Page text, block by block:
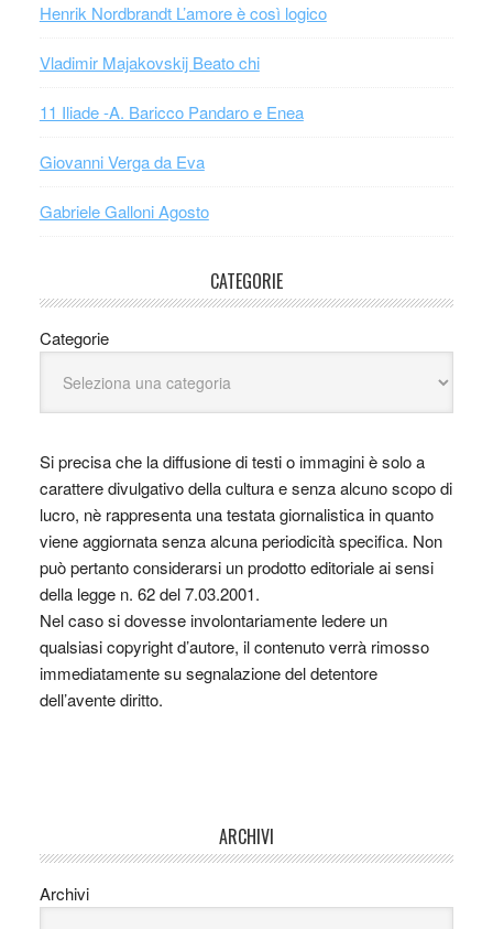
Henrik Nordbrandt L’amore è così logico
Vladimir Majakovskij Beato chi
11 Iliade -A. Baricco Pandaro e Enea
Giovanni Verga da Eva
Gabriele Galloni Agosto
CATEGORIE
Categorie
Si precisa che la diffusione di testi o immagini è solo a
carattere divulgativo della cultura e senza alcuno scopo di
lucro, nè rappresenta una testata giornalistica in quanto
viene aggiornata senza alcuna periodicità specifica. Non
può pertanto considerarsi un prodotto editoriale ai sensi
della legge n. 62 del 7.03.2001.
Nel caso si dovesse involontariamente ledere un
qualsiasi copyright d’autore, il contenuto verrà rimosso
immediatamente su segnalazione del detentore
dell’avente diritto.
ARCHIVI
Archivi